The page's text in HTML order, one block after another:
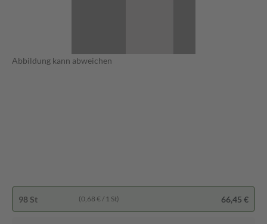
Abbildung kann abweichen
98 St (0,68 € / 1 St) 66,45 €